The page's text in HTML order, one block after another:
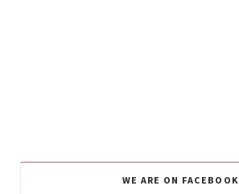
WE ARE ON FACEBOOK